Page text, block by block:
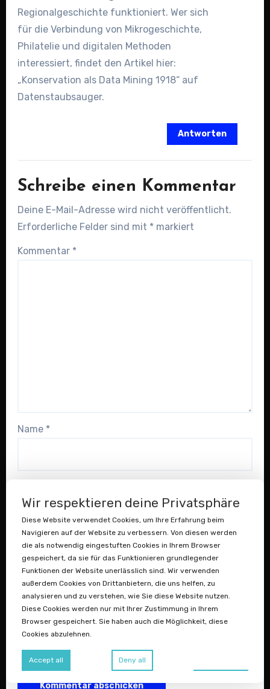
Regionalgeschichte funktioniert. Wer sich
für die Verbindung von Mikrogeschichte,
Philatelie und digitalen Methoden
interessiert, findet den Artikel hier:
„Konservation als Data Mining 1918“ auf
Datenstaubsauger.
Antworten
Schreibe einen Kommentar
Deine E-Mail-Adresse wird nicht veröffentlicht.
Erforderliche Felder sind mit * markiert
Kommentar *
Name *
Website
Name, E-Mail-Adresse und Website in diesem
Browser für meinen nächsten Kommentar
speichern.
Wir respektieren deine Privatsphäre
Diese Website verwendet Cookies, um Ihre Erfahrung beim
Navigieren auf der Website zu verbessern. Von diesen werden
die als notwendig eingestuften Cookies in Ihrem Browser
gespeichert, da sie für das Funktionieren grundlegender
Funktionen der Website unerlässlich sind. Wir verwenden
außerdem Cookies von Drittanbietern, die uns helfen, zu
analysieren und zu verstehen, wie Sie diese Website nutzen.
Diese Cookies werden nur mit Ihrer Zustimmung in Ihrem
Browser gespeichert. Sie haben auch die Möglichkeit, diese
Cookies abzulehnen.
Accept all Deny all